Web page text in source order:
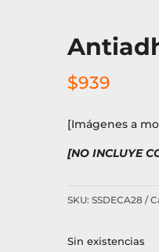
$939
[Imágenes a
[NO INCLUYE
SKU: SSDECA28
Sin existencias